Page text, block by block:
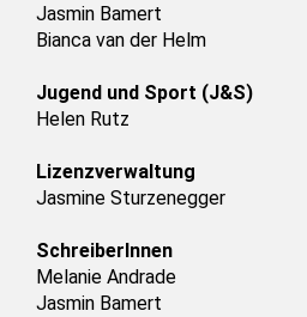
Jasmin Bamert
Bianca van der Helm
Jugend und Sport (J&S)
Helen Rutz
Lizenzverwaltung
Jasmine Sturzenegger
SchreiberInnen
Melanie Andrade
Jasmin Bamert